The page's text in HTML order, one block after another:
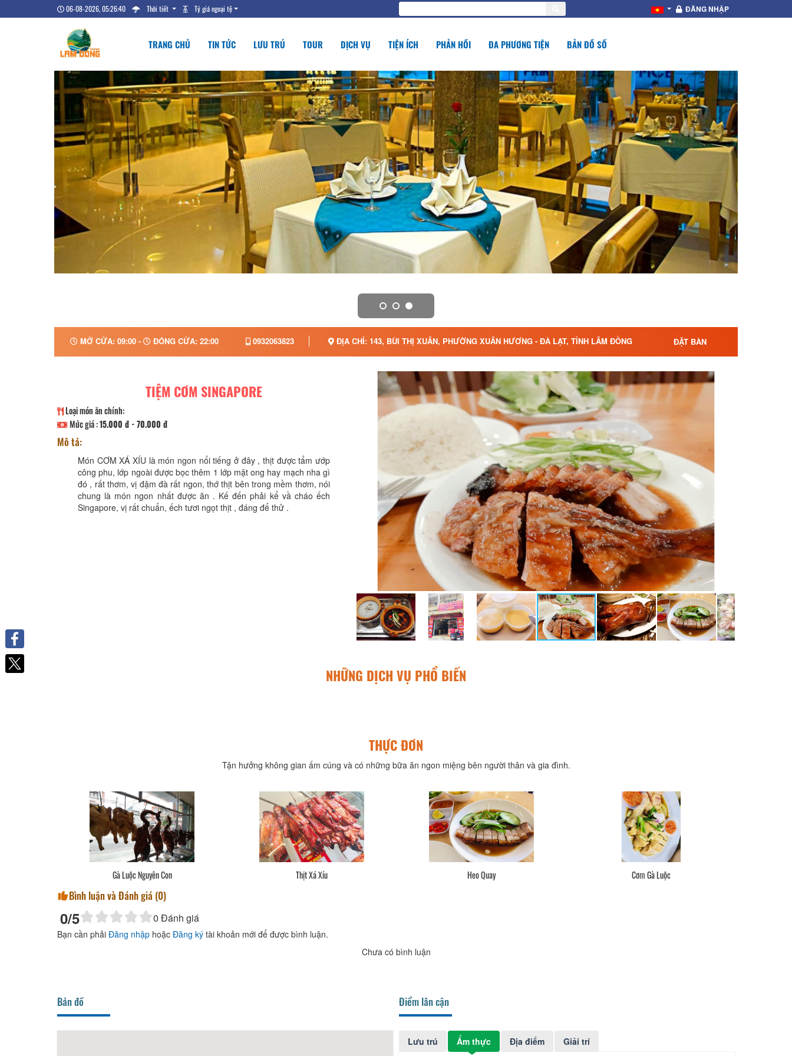
06-08-2026, 05:26:41 Thời tiết Tỷ giá ngoại tệ ĐĂNG NHẬP
TRANG CHỦ TIN TỨC LƯU TRÚ TOUR DỊCH VỤ TIỆN ÍCH PHẢN HỒI ĐA PHƯƠNG TIỆN BẢN ĐỒ SỐ
MỞ CỬA: 09:00 - ĐÓNG CỬA: 22:00 0932063823 ĐỊA CHỈ: 143, BÙI THỊ XUÂN, PHƯỜNG XUÂN HƯƠNG - ĐÀ LẠT, TỈNH LÂM ĐỒNG ĐẶT BÀN
TIỆM CƠM SINGAPORE
Loại món ăn chính:
Mức giá :15.000 đ - 70.000 đ
Mô tả:
Món CƠM XÁ XÍU là món ngon nổi tiếng ở đây , thịt được tẩm ướp
công phu, lớp ngoài được bọc thêm 1 lớp mật ong hay mạch nha gì
đó , rất thơm, vị đậm đà rất ngon, thớ thịt bên trong mềm thơm, nói
chung là món ngon nhất được ăn . Kế đến phải kể vầ cháo ếch
Singapore, vị rất chuẩn, ếch tươi ngọt thịt , đáng để thử .
NHỮNG DỊCH VỤ PHỔ BIẾN
THỰC ĐƠN
Tận hưởng không gian ấm cúng và có những bữa ăn ngon miệng bên người thân và gia đình.
Gà Luộc Nguyên Con Thịt Xá Xíu Heo Quay Cơm Gà Luộc
Bình luận và Đánh giá (0)
0/5 0 Đánh giá
Bạn cần phải Đăng nhập hoặc Đăng ký tài khoản mới để được bình luận.
Chưa có bình luận
Bản đồ Điểm lân cận
Lưu trú Ẩm thực Địa điểm Giải trí
Facebook